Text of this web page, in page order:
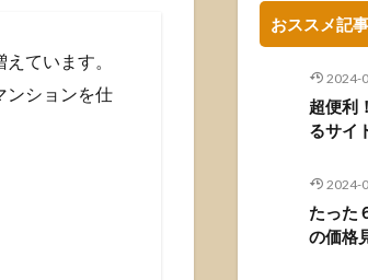
ています。
ンションを仕
おススメ記事
2024-
超便利
るサイ
2024-
たった
の価格